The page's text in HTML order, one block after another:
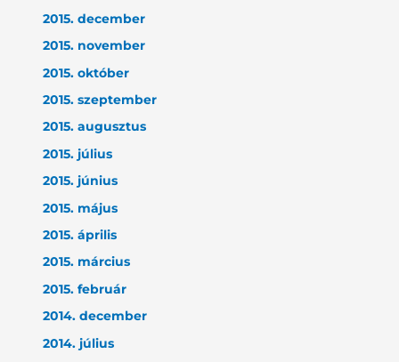
2015. december
2015. november
2015. október
2015. szeptember
2015. augusztus
2015. július
2015. június
2015. május
2015. április
2015. március
2015. február
2014. december
2014. július